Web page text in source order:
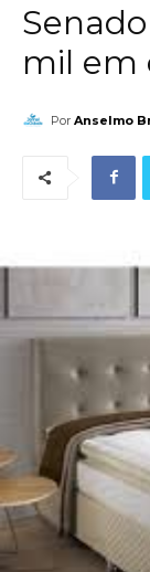
mil em
Por Anselmo